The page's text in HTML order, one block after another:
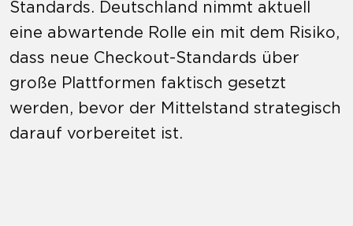
Standards. Deutschland nimmt aktuell
eine abwartende Rolle ein mit dem Risiko,
dass neue Checkout-Standards über
große Plattformen faktisch gesetzt
werden, bevor der Mittelstand strategisch
darauf vorbereitet ist.